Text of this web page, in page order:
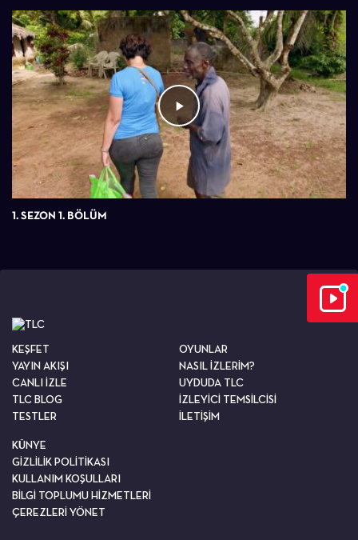
1. SEZON 1. BÖLÜM
KEŞFET
YAYIN AKIŞI
CANLI İZLE
TLC BLOG
TESTLER
OYUNLAR
NASIL İZLERİM?
UYDUDA TLC
İZLEYİCİ TEMSİLCİSİ
İLETİŞİM
KÜNYE
GİZLİLİK POLİTİKASI
KULLANIM KOŞULLARI
BİLGİ TOPLUMU HİZMETLERİ
ÇEREZLERİ YÖNET